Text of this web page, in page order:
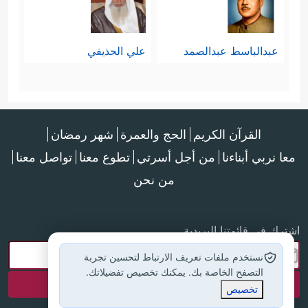
الأحكام، بخلاف
البقرةوالتي هي سورة
مدنيّة؛ حيث إن حقيقة المنافقين لا
اليوميِّ، وفي الأحكام الفقهيَّة المتعلقة
به، وهذا هو الذي بدأت بتفصيله سورة
وأخيرًا: فإن المنافقين لم يَظهروا إلا في
المدينة؛ وبما أنالفاتحةنزلت في مكّة
فقد اكتفى القرآن ببيان أسباب
عبدالباسط عبدالصمد علي الحذيفي
القرآن الكريم الحج والعمرة شهر رمضان
معا نربي أبناءنا من أجل أسرتي تطوع معنا تواصل معنا
من نحن
اشترك في قائمتنا البريدية
نستخدم ملفات تعريف الارتباط لتحسين تجربة
التصفح الخاصة بك. يمكنك تخصيص تفضيلاتك.
تخصيص